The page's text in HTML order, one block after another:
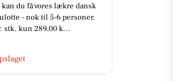
kan du få vores lækre dansk
- nok til 5-6 personer.
stk. kun 289,00 k...